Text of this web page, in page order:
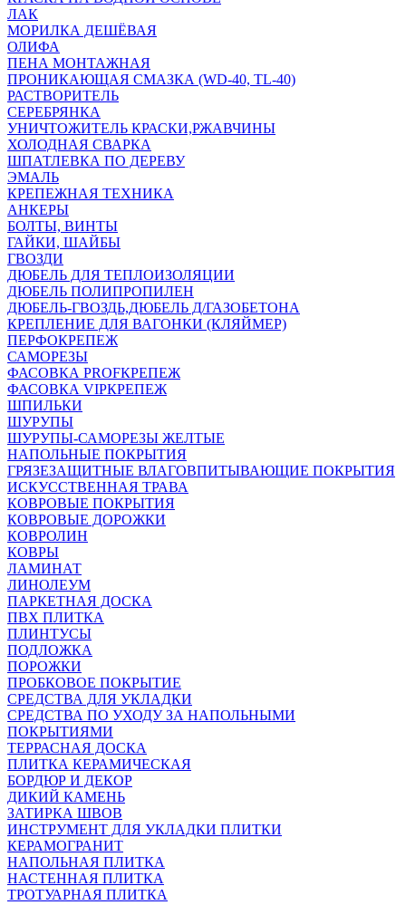
ЛАК
МОРИЛКА ДЕШЁВАЯ
ОЛИФА
ПЕНА МОНТАЖНАЯ
ПРОНИКАЮЩАЯ СМАЗКА (WD-40, TL-40)
РАСТВОРИТЕЛЬ
СЕРЕБРЯНКА
УНИЧТОЖИТЕЛЬ КРАСКИ,РЖАВЧИНЫ
ХОЛОДНАЯ СВАРКА
ШПАТЛЕВКА ПО ДЕРЕВУ
ЭМАЛЬ
КРЕПЕЖНАЯ ТЕХНИКА
АНКЕРЫ
БОЛТЫ, ВИНТЫ
ГАЙКИ, ШАЙБЫ
ГВОЗДИ
ДЮБЕЛЬ ДЛЯ ТЕПЛОИЗОЛЯЦИИ
ДЮБЕЛЬ ПОЛИПРОПИЛЕН
ДЮБЕЛЬ-ГВОЗДЬ,ДЮБЕЛЬ Д/ГАЗОБЕТОНА
КРЕПЛЕНИЕ ДЛЯ ВАГОНКИ (КЛЯЙМЕР)
ПЕРФОКРЕПЕЖ
САМОРЕЗЫ
ФАСОВКА PROFКРЕПЕЖ
ФАСОВКА VIPКРЕПЕЖ
ШПИЛЬКИ
ШУРУПЫ
ШУРУПЫ-САМОРЕЗЫ ЖЕЛТЫЕ
НАПОЛЬНЫЕ ПОКРЫТИЯ
ГРЯЗЕЗАЩИТНЫЕ ВЛАГОВПИТЫВАЮЩИЕ ПОКРЫТИЯ
ИСКУССТВЕННАЯ ТРАВА
КОВРОВЫЕ ПОКРЫТИЯ
КОВРОВЫЕ ДОРОЖКИ
КОВРОЛИН
КОВРЫ
ЛАМИНАТ
ЛИНОЛЕУМ
ПАРКЕТНАЯ ДОСКА
ПВХ ПЛИТКА
ПЛИНТУСЫ
ПОДЛОЖКА
ПОРОЖКИ
ПРОБКОВОЕ ПОКРЫТИЕ
СРЕДСТВА ДЛЯ УКЛАДКИ
СРЕДСТВА ПО УХОДУ ЗА НАПОЛЬНЫМИ
ПОКРЫТИЯМИ
ТЕРРАСНАЯ ДОСКА
ПЛИТКА КЕРАМИЧЕСКАЯ
БОРДЮР И ДЕКОР
ДИКИЙ КАМЕНЬ
ЗАТИРКА ШВОВ
ИНСТРУМЕНТ ДЛЯ УКЛАДКИ ПЛИТКИ
КЕРАМОГРАНИТ
НАПОЛЬНАЯ ПЛИТКА
НАСТЕННАЯ ПЛИТКА
ТРОТУАРНАЯ ПЛИТКА